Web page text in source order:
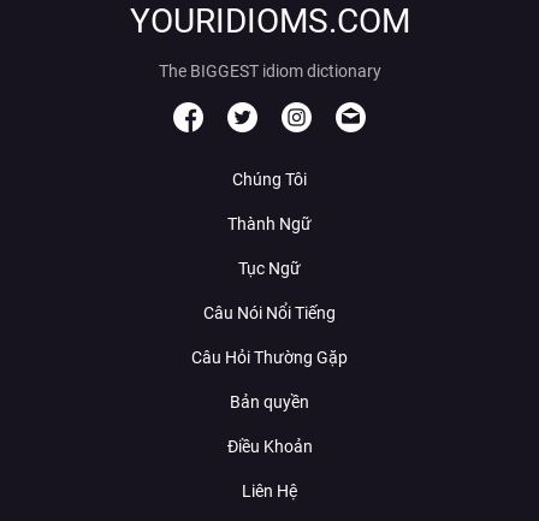
YOURIDIOMS.COM
The BIGGEST idiom dictionary
Chúng Tôi
Thành Ngữ
Tục Ngữ
Câu Nói Nổi Tiếng
Câu Hỏi Thường Gặp
Bản quyền
Điều Khoản
Liên Hệ